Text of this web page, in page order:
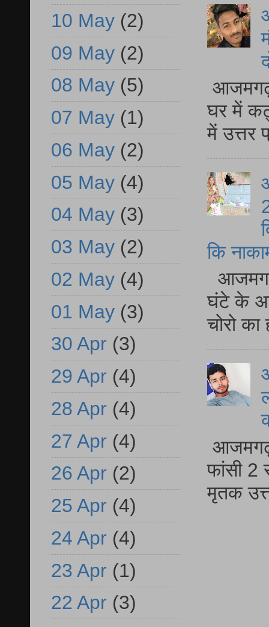
घर में
में
कि
घंटे के
चोरो
आजमगढ़
फांसी 2
मृतक
10 May (2)
09 May (2)
08 May (5)
07 May (1)
06 May (2)
05 May (4)
04 May (3)
03 May (2)
02 May (4)
01 May (3)
30 Apr (3)
29 Apr (4)
28 Apr (4)
27 Apr (4)
26 Apr (2)
25 Apr (4)
24 Apr (4)
23 Apr (1)
22 Apr (3)